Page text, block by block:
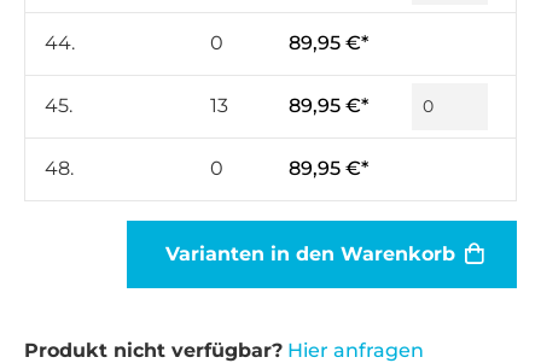
44. 0 89,95 €*
45. 13 89,95 €*
48. 0 89,95 €*
Varianten in den Warenkorb
Produkt nicht verfügbar? Hier anfragen